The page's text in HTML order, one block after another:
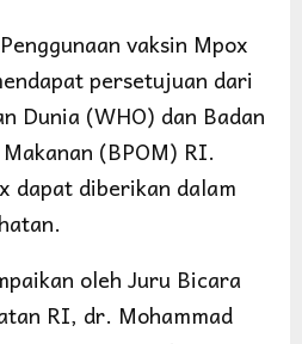
vaksin Mpox
persetujuan dari
Dunia (WHO) dan Badan
(BPOM) RI.
dapat diberikan dalam
oleh Juru Bicara
RI, dr. Mohammad